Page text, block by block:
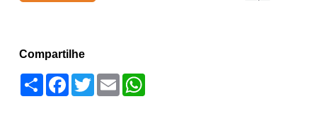
Compartilhe
Compartilhar
Facebook
TwitterEmailWhatsApp